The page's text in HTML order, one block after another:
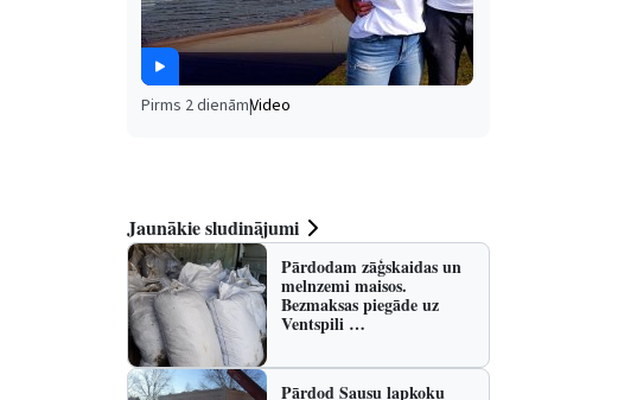
Pirms 2 dienām|Video
Jaunākie sludinājumi
Pārdodam zāģskaidas un
melnzemi maisos.
Bezmaksas piegāde uz
Ventspili …
Pārdod Sausu lapkoku